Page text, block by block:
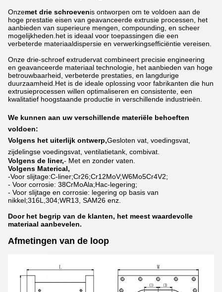
Onzemet drie schroevenis ontworpen om te voldoen aan de
hoge prestatie eisen van geavanceerde extrusie processen, het
aanbieden van superieure mengen, compounding, en scheer
mogelijkheden.het is ideaal voor toepassingen die een
verbeterde materiaaldispersie en verwerkingsefficiëntie vereisen.
Onze drie-schroef extrudervat combineert precisie engineering
en geavanceerde materiaal technologie, het aanbieden van hoge
betrouwbaarheid, verbeterde prestaties, en langdurige
duurzaamheid.Het is de ideale oplossing voor fabrikanten die hun
extrusieprocessen willen optimaliseren en consistente, een
kwalitatief hoogstaande productie in verschillende industrieën.
We kunnen aan uw verschillende materiële behoeften
voldoen:
Volgens het uiterlijk ontwerp,Gesloten vat, voedingsvat,
zijdelingse voedingsvat, ventilatietank, combivat.
Volgens de liner,- Met en zonder vaten.
Volgens Materical,
-Voor slijtage:C-liner;Cr26;Cr12MoV;W6Mo5Cr4V2;
- Voor corrosie: 38CrMoAla;Hac-legering;
- Voor slijtage en corrosie: legering op basis van
nikkel;316L,304;WR13, SAM26 enz.
Door het begrip van de klanten, het meest waardevolle
materiaal aanbevelen.
Afmetingen van de loop